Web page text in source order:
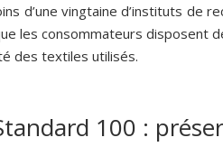
d’une vingtaine d’instituts
les consommateurs disposent
des textiles utilisés.
100 :